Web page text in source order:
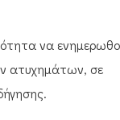
να
ατυχημάτων, σε